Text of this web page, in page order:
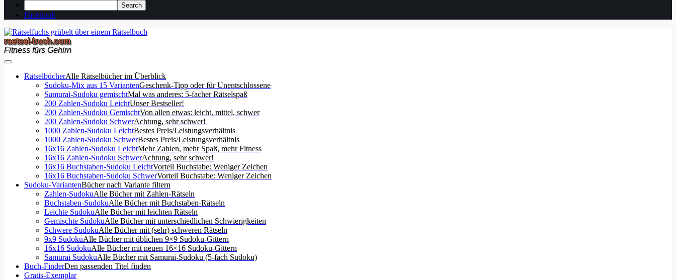
Facebook
raetsel-buch.com
Fitness fürs Gehirn
RätselbücherAlle Rätselbücher im Überblick
Sudoku-Mix aus 15 VariantenGeschenk-Tipp oder für Unentschlossene
Samurai-Sudoku gemischtMal was anderes: 5-facher Rätselspaß
200 Zahlen-Sudoku LeichtUnser Bestseller!
200 Zahlen-Sudoku GemischtVon allen etwas: leicht, mittel, schwer
200 Zahlen-Sudoku SchwerAchtung, sehr schwer!
1000 Zahlen-Sudoku LeichtBestes Preis/Leistungsverhältnis
1000 Zahlen-Sudoku SchwerBestes Preis/Leistungsverhältnis
16x16 Zahlen-Sudoku LeichtMehr Zahlen, mehr Spaß, mehr Fitness
16x16 Zahlen-Sudoku SchwerAchtung, sehr schwer!
16x16 Buchstaben-Sudoku LeichtVorteil Buchstabe: Weniger Zeichen
16x16 Buchstaben-Sudoku SchwerVorteil Buchstabe: Weniger Zeichen
Sudoku-VariantenBücher nach Variante filtern
Zahlen-SudokuAlle Bücher mit Zahlen-Rätseln
Buchstaben-SudokuAlle Bücher mit Buchstaben-Rätseln
Leichte SudokuAlle Bücher mit leichten Rätseln
Gemischte SudokuAlle Bücher mit unterschiedlichen Schwierigkeiten
Schwere SudokuAlle Bücher mit (sehr) schweren Rätseln
9x9 SudokuAlle Bücher mit üblichen 9×9 Sudoku-Gittern
16x16 SudokuAlle Bücher mit neuen 16×16 Sudoku-Gittern
Samurai SudokuAlle Bücher mit Samurai-Sudoku (5-fach Sudoku)
Buch-FinderDen passenden Titel finden
Gratis-Exemplar